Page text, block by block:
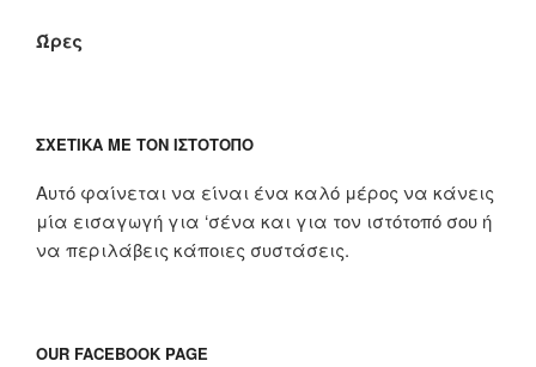
Ώρες
ΣΧΕΤΙΚΆ ΜΕ ΤΟΝ ΙΣΤΌΤΟΠΟ
Αυτό φαίνεται να είναι ένα καλό μέρος να κάνεις
μία εισαγωγή για ‘σένα και για τον ιστότοπό σου ή
να περιλάβεις κάποιες συστάσεις.
OUR FACEBOOK PAGE